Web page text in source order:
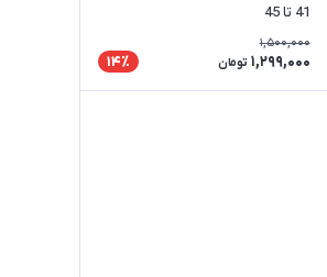
41 تا 45
1,500,000
1,299,000 تومان 14٪